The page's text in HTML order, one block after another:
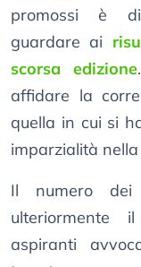
promossi è
guardare ai
scorsa edizione
affidare la
quella in cui si
imparzialità
Il numero dei
ulteriormente
aspiranti